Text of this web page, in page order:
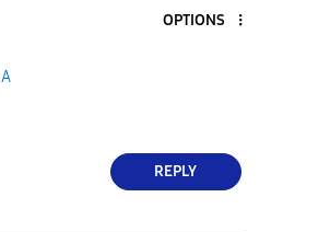
OPTIONS
جالاكسى A
REPLY